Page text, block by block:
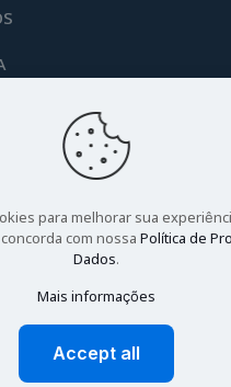
os produtos anunciados neste
) são destinados
por isso a sua importação
pesquisas cientifica e tecnologia
legislação sanitária vigente.
© 2026 Biolink
para melhorar sua
com nossa Política de
Dados.
Mais informações
Accept all